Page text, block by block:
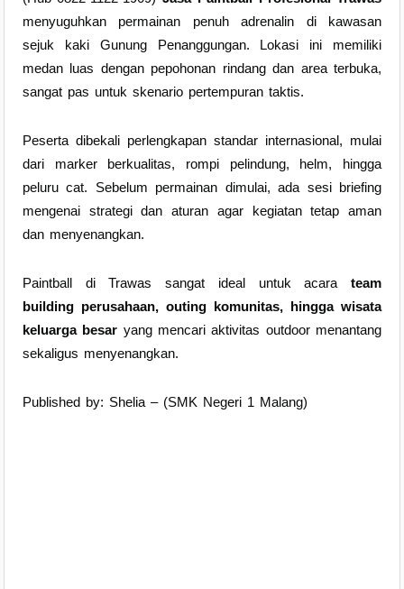
menyuguhkan permainan penuh adrenalin di kawasan
sejuk kaki Gunung Penanggungan. Lokasi ini memiliki
medan luas dengan pepohonan rindang dan area terbuka,
sangat pas untuk skenario pertempuran taktis.
Peserta dibekali perlengkapan standar internasional, mulai
dari marker berkualitas, rompi pelindung, helm, hingga
peluru cat. Sebelum permainan dimulai, ada sesi briefing
mengenai strategi dan aturan agar kegiatan tetap aman
dan menyenangkan.
Paintball di Trawas sangat ideal untuk acarateam
building perusahaan, outing komunitas, hingga wisata
keluarga besar yang mencari aktivitas outdoor menantang
sekaligus menyenangkan.
Published by: Shelia – (SMK Negeri 1 Malang)